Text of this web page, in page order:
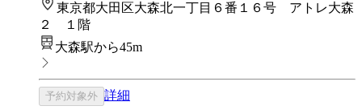
東京都大田区大森北一丁目６番１６号 アトレ大森
２ １階
大森駅から45m
予約対象外 詳細